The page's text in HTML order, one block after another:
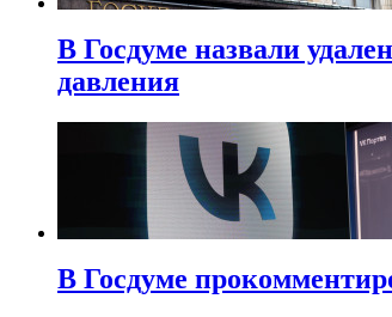
В Госдуме назвали
давления
В Госдуме